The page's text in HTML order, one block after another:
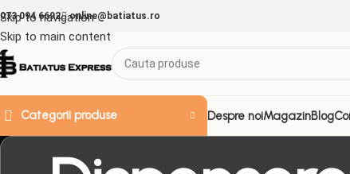
Skip to navigation
Skip to main content
094 6692 online@batiatus.ro
Categorii produse Despre noiMagazinBlog